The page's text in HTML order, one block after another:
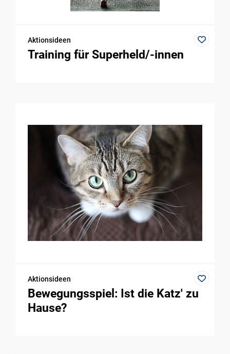
Aktionsideen
Training für Superheld/-innen
Aktionsideen
Bewegungsspiel: Ist die Katz' zu
Hause?